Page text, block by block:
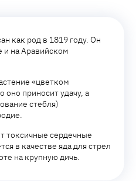
как род в 1819 году. Он
и на Аравийском
«цветком
оно приносит удачу, а
стебля)
токсичные сердечные
в качестве яда для стрел
на крупную дичь.